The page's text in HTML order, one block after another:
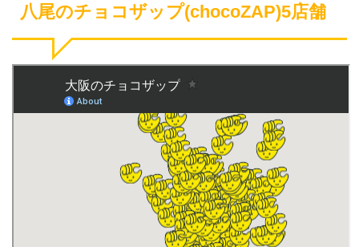
八尾のチョコザップ(chocoZAP)5店舗